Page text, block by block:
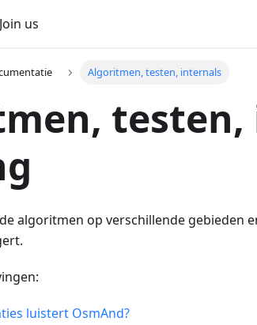
us
Algoritmen, testen, internals
algoritmen op verschillende gebieden
luistert OsmAnd?